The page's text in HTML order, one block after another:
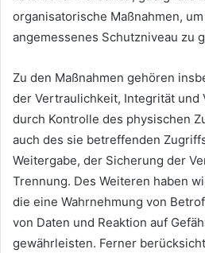
organisatorische Maßnahmen,
angemessenes Schutzniveau zu
Zu den Maßnahmen gehören
der Vertraulichkeit, Integrität und
durch Kontrolle des physischen
auch des sie betreffenden
Weitergabe, der Sicherung der
Trennung. Des Weiteren haben
die eine Wahrnehmung von
von Daten und Reaktion auf
gewährleisten. Ferner